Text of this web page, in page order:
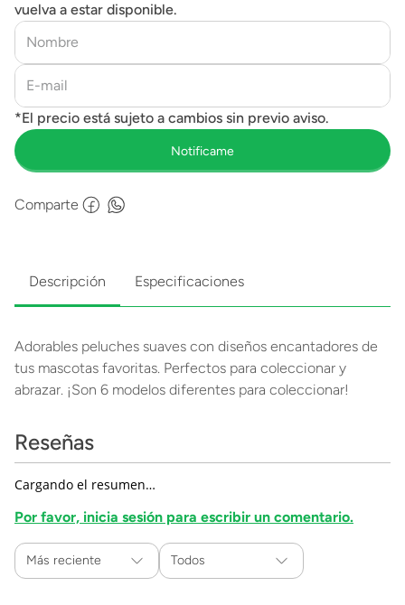
vuelva a estar disponible.
Comparte
Descripción Especificaciones
Adorables peluches suaves con diseños encantadores de
tus mascotas favoritas. Perfectos para coleccionar y
abrazar. ¡Son 6 modelos diferentes para coleccionar!
Reseñas
Cargando el resumen…
Por favor, inicia sesión para escribir un comentario.
Más reciente Todos